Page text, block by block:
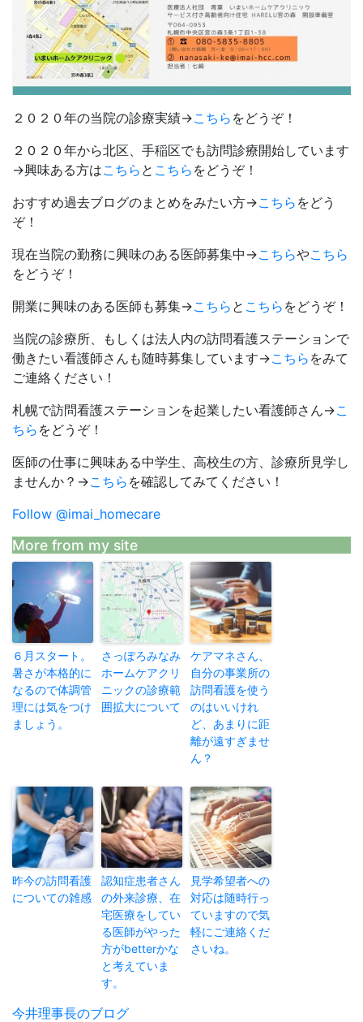
２０２０年の当院の診療実績→こちら をどうぞ！
２０２０年から北区、手稲区でも訪問診療開始しています
→興味ある方はこちら と こちら をどうぞ！
おすすめ過去ブログのまとめをみたい方→こちら をどう
ぞ！
現在当院の勤務に興味のある医師募集中→こちらやこちら
をどうぞ！
開業に興味のある医師も募集→こちら と こちら をどうぞ！
当院の診療所、もしくは法人内の訪問看護ステーションで
働きたい看護師さんも随時募集しています→こちら をみて
ご連絡ください！
札幌で訪問看護ステーションを起業したい看護師さん→こ
ちら をどうぞ！
医師の仕事に興味ある中学生、高校生の方、診療所見学し
ませんか？→こちら を確認してみてください！
Follow @imai_homecare
More from my site
６月スタート。
暑さが本格的に
なるので体調管
理には気をつけ
ましょう。
さっぽろみなみ
ホームケアクリ
ニックの診療範
囲拡大について
ケアマネさん、
自分の事業所の
訪問看護を使う
のはいいけれ
ど、あまりに距
離が遠すぎませ
ん？
昨今の訪問看護
についての雑感
認知症患者さん
の外来診療、在
宅医療をしてい
る医師がやった
方がbetterかな
と考えていま
す。
見学希望者への
対応は随時行っ
ていますので気
軽にご連絡くだ
さいね。
投
今井理事長のブログ